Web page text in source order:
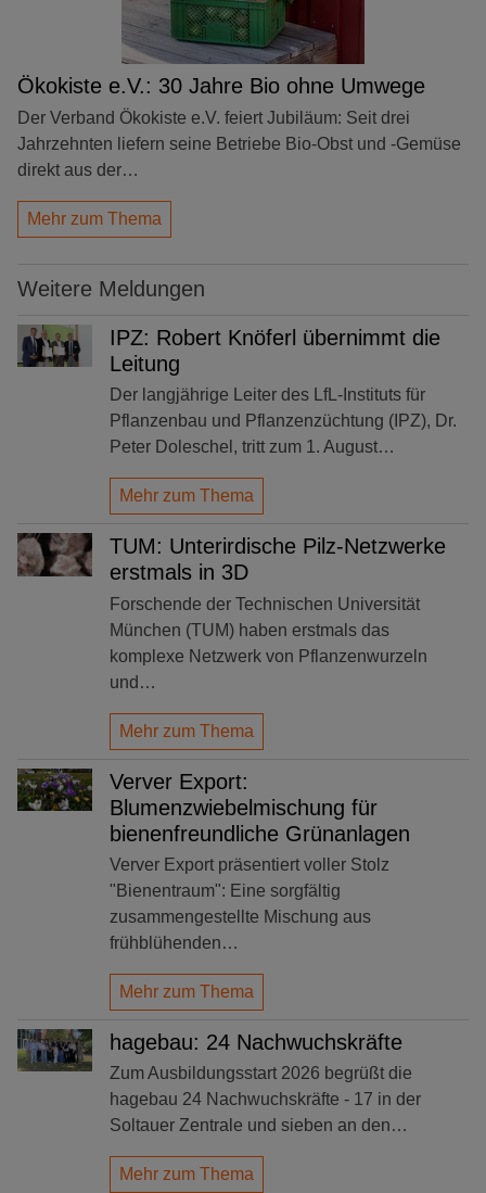
Ökokiste e.V.: 30 Jahre Bio ohne Umwege
Der Verband Ökokiste e.V. feiert Jubiläum: Seit drei
Jahrzehnten liefern seine Betriebe Bio-Obst und -Gemüse
direkt aus der…
Mehr zum Thema
Weitere Meldungen
IPZ: Robert Knöferl übernimmt die
Leitung
Der langjährige Leiter des LfL-Instituts für
Pflanzenbau und Pflanzenzüchtung (IPZ), Dr.
Peter Doleschel, tritt zum 1. August…
Mehr zum Thema
TUM: Unterirdische Pilz-Netzwerke
erstmals in 3D
Forschende der Technischen Universität
München (TUM) haben erstmals das
komplexe Netzwerk von Pflanzenwurzeln
und…
Mehr zum Thema
Verver Export:
Blumenzwiebelmischung für
bienenfreundliche Grünanlagen
Verver Export präsentiert voller Stolz
"Bienentraum": Eine sorgfältig
zusammengestellte Mischung aus
frühblühenden…
Mehr zum Thema
hagebau: 24 Nachwuchskräfte
Zum Ausbildungsstart 2026 begrüßt die
hagebau 24 Nachwuchskräfte - 17 in der
Soltauer Zentrale und sieben an den…
Mehr zum Thema